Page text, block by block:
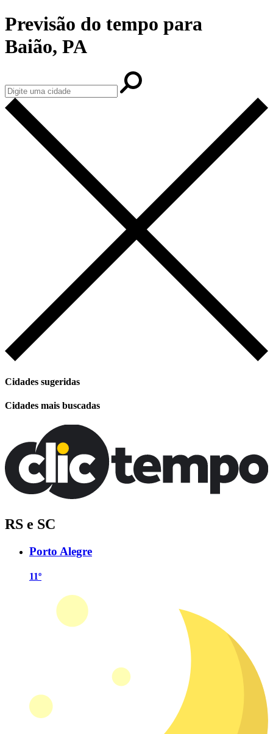
Previsão do tempo para
Baião, PA
Cidades sugeridas
Cidades mais buscadas
RS e SC
Porto Alegre
11º